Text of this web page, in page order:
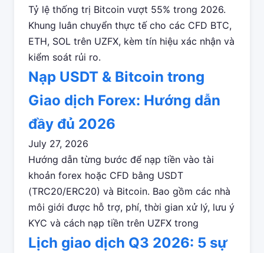
Tỷ lệ thống trị Bitcoin vượt 55% trong 2026.
Khung luân chuyển thực tế cho các CFD BTC,
ETH, SOL trên UZFX, kèm tín hiệu xác nhận và
kiểm soát rủi ro.
Nạp USDT & Bitcoin trong
Giao dịch Forex: Hướng dẫn
đầy đủ 2026
July 27, 2026
Hướng dẫn từng bước để nạp tiền vào tài
khoản forex hoặc CFD bằng USDT
(TRC20/ERC20) và Bitcoin. Bao gồm các nhà
môi giới được hỗ trợ, phí, thời gian xử lý, lưu ý
KYC và cách nạp tiền trên UZFX trong
Lịch giao dịch Q3 2026: 5 sự